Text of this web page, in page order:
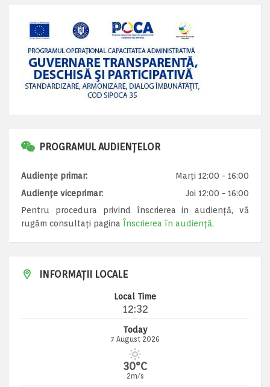
PROGRAMUL AUDIENȚELOR
Audiențe primar:
Marți 12:00 - 16:00
Audiențe viceprimar:
Joi 12:00 - 16:00
Pentru procedura privind înscrierea in audiență, vă
rugăm consultați pagina Înscrierea în audiență.
INFORMAȚII LOCALE
Local Time
12:32
Today
7 August 2026
30°C
2m/s